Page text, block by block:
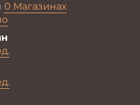
0 Магазинах